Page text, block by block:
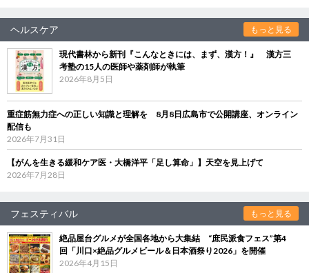
ヘルスケア もっと見る
現代書林から新刊『こんなときには、まず、漢方！』 漢方三
考塾の15人の医師や薬剤師が執筆
2026年8月5日
重症筋無力症への正しい知識と理解を 8月8日広島市で公開講座、オンライン
配信も
2026年7月31日
【がんを生きる緩和ケア医・大橋洋平「足し算命」】天空を見上げて
2026年7月28日
フェスティバル もっと見る
絶品屋台グルメが全国各地から大集結 “庶民派食フェス”第4
回「川口×絶品グルメビール＆日本酒祭り2026」を開催
2026年4月15日